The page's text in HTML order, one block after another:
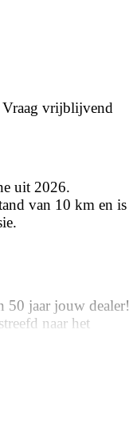
Vraag vrijblijvend
uit 2026.
van 10 km en is
50 jaar jouw dealer!
naar het
service en een
drempel overstapt.
aan jouw